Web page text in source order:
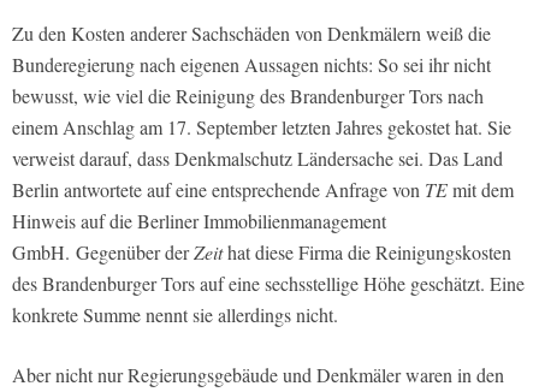
Zu den Kosten anderer Sachschäden von Denkmälern weiß die
Bunderegierung nach eigenen Aussagen nichts: So sei ihr nicht
bewusst, wie viel die Reinigung des Brandenburger Tors nach
einem Anschlag am 17. September letzten Jahres gekostet hat. Sie
verweist darauf, dass Denkmalschutz Ländersache sei. Das Land
Berlin antwortete auf eine entsprechende Anfrage von TEmit dem
Hinweis auf die Berliner Immobilienmanagement
GmbH. Gegenüber derZeithat diese Firma die Reinigungskosten
des Brandenburger Tors auf eine sechsstellige Höhe geschätzt. Eine
konkrete Summe nennt sie allerdings nicht.
Aber nicht nur Regierungsgebäude und Denkmäler waren in den